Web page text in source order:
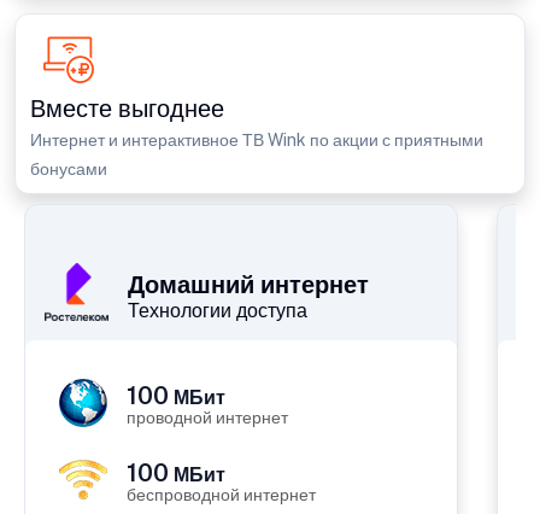
Вместе выгоднее
Интернет и интерактивное ТВ Wink по акции с приятными
бонусами
Домашний интернет
Технологии доступа
100 МБит
проводной интернет
100 МБит
беспроводной интернет